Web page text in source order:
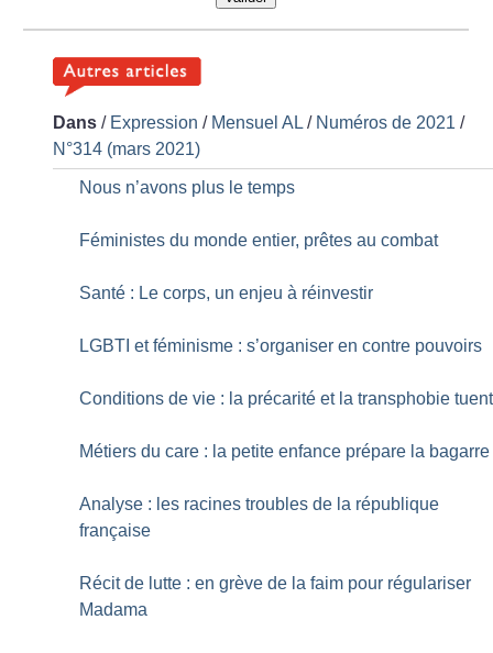
Dans / Expression / Mensuel AL / Numéros de 2021 /
N°314 (mars 2021)
Nous n’avons plus le temps
Féministes du monde entier, prêtes au combat
Santé : Le corps, un enjeu à réinvestir
LGBTI et féminisme : s’organiser en contre pouvoirs
Conditions de vie : la précarité et la transphobie tuent
Métiers du care : la petite enfance prépare la bagarre
Analyse : les racines troubles de la république
française
Récit de lutte : en grève de la faim pour régulariser
Madama